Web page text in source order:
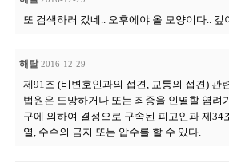
또 검색하러 갔네.. 오후에야 올 모양이다..
해탈 2016-12-29
제91조 (비변호인과의 접견, 교통의 접견)
법원은 도망하거나 또는 죄증을 인멸할 염려
구에 의하여 결정으로 구속된 피고인과 제
열, 수수의 금지 또는 압수를 할 수 있다.